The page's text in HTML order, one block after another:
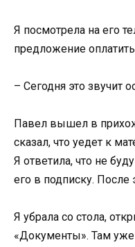
Я посмотрела на его
предложение
– Сегодня это звучит
Павел вышел в
сказал, что уедет к
Я ответила, что не
его в подписку. После
Я убрала со стола,
«Документы». Там